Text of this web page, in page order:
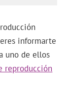
informarte
uno de ellos
reproducción